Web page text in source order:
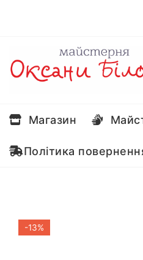
Магазин
Політика
-13%